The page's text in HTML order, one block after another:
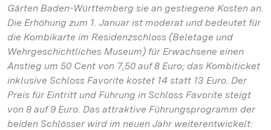
Gärten Baden-Württemberg sie an gestiegene Kosten an.
Die Erhöhung zum 1. Januar ist moderat und bedeutet für
die Kombikarte im Residenzschloss (Beletage und
Wehrgeschichtliches Museum) für Erwachsene einen
Anstieg um 50 Cent von 7,50 auf 8 Euro; das Kombiticket
inklusive Schloss Favorite kostet 14 statt 13 Euro. Der
Preis für Eintritt und Führung in Schloss Favorite steigt
von 8 auf 9 Euro. Das attraktive Führungsprogramm der
beiden Schlösser wird im neuen Jahr weiterentwickelt: